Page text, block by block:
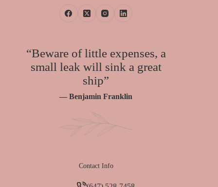
“Beware of little expenses, a
small leak will sink a great
ship”
— Benjamin Franklin
Contact Info